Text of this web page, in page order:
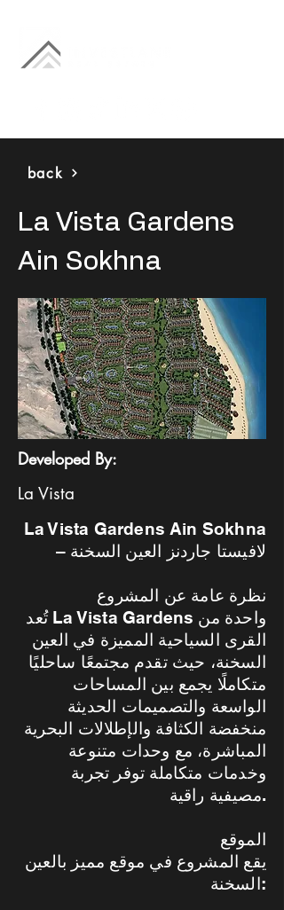
back
La Vista Gardens
Ain Sokhna
Developed By:
La Vista
La Vista Gardens Ain Sokhna
– لافيستا جاردنز العين السخنة
نظرة عامة عن المشروع
تُعد La Vista Gardens واحدة من
القرى السياحية المميزة في العين
السخنة، حيث تقدم مجتمعًا ساحليًا
متكاملًا يجمع بين المساحات
الواسعة والتصميمات الحديثة
منخفضة الكثافة والإطلالات البحرية
المباشرة، مع وحدات متنوعة
وخدمات متكاملة توفر تجربة
مصيفية راقية.
الموقع
يقع المشروع في موقع مميز بالعين
السخنة: